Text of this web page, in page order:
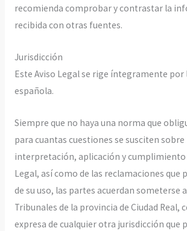
recomienda comprobar y contrastar la
recibida con otras fuentes.
Jurisdicción
Este Aviso Legal se rige íntegramente por
española.
Siempre que no haya una norma que
para cuantas cuestiones se susciten sobre
interpretación, aplicación y cumplimiento
Legal, así como de las reclamaciones que
de su uso, las partes acuerdan someterse
Tribunales de la provincia de Ciudad Real,
expresa de cualquier otra jurisdicción que